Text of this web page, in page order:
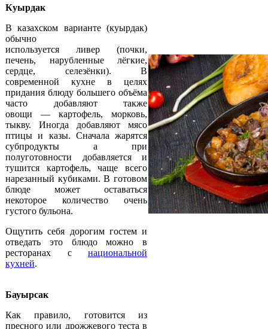
Куырдак
В казахском варианте (куырдак)
обычно
используется ливер (почки,
печень, нарубленные лёгкие,
сердце, селезёнки). В
современной кухне в целях
придания блюду большего объёма
часто добавляют также
овощи — картофель, морковь,
тыкву. Иногда добавляют мясо
птицы и казы. Сначала жарятся
субпродукты а при
полуготовности добавляется и
тушится картофель, чаще всего
нарезанный кубиками. В готовом
блюде может оставаться
некоторое количество очень
густого бульона.
Ощутить себя дорогим гостем и
отведать это блюдо можно в
ресторанах с национальной
кухней.
Бауырсак
Как правило, готовится из
пресного или дрожжевого теста в